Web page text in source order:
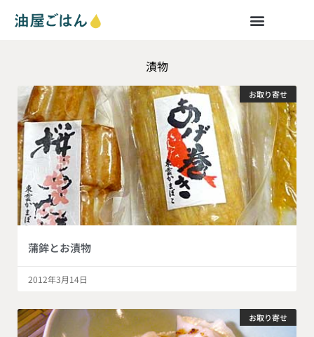
漬物
お取り寄せ
蒲鉾とお漬物
2012年3月14日
お取り寄せ